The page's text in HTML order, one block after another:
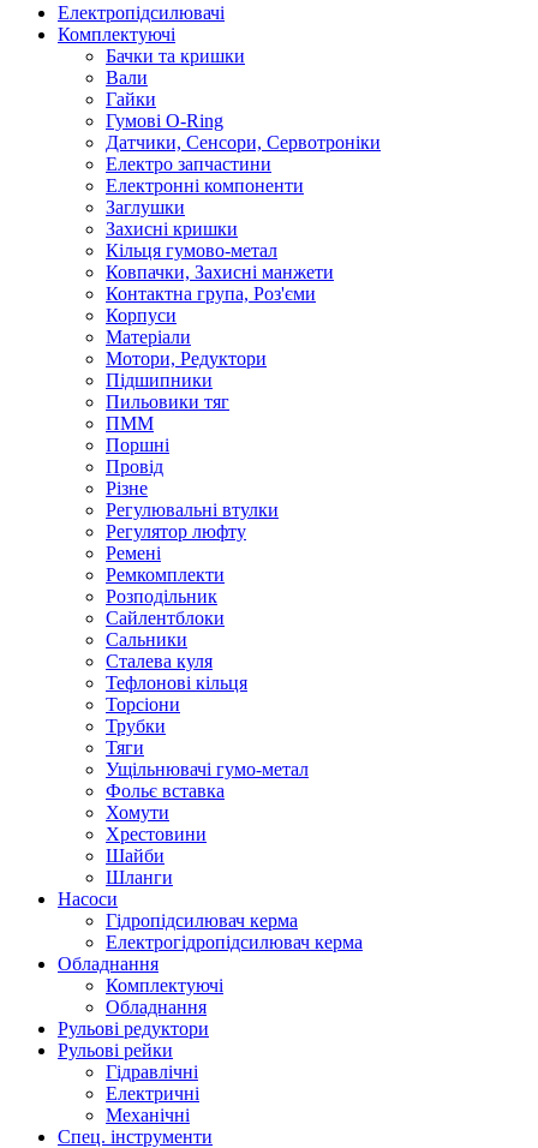
Електропідсилювачі
Комплектуючі
Бачки та кришки
Вали
Гайки
Гумові O-Ring
Датчики, Сенсори, Сервотроніки
Електро запчастини
Електронні компоненти
Заглушки
Захисні кришки
Кільця гумово-метал
Ковпачки, Захисні манжети
Контактна група, Роз'єми
Корпуси
Матеріали
Мотори, Редуктори
Підшипники
Пильовики тяг
ПММ
Поршні
Провід
Різне
Регулювальні втулки
Регулятор люфту
Ремені
Ремкомплекти
Розподільник
Сайлентблоки
Сальники
Сталева куля
Тефлонові кільця
Торсіони
Трубки
Тяги
Ущільнювачі гумо-метал
Фольє вставка
Хомути
Хрестовини
Шайби
Шланги
Насоси
Гідропідсилювач керма
Електрогідропідсилювач керма
Обладнання
Комплектуючі
Обладнання
Рульові редуктори
Рульові рейки
Гідравлічні
Електричні
Механічні
Спец. інструменти